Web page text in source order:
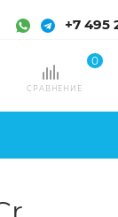
+7 495
СРАВНЕНИЕ
0